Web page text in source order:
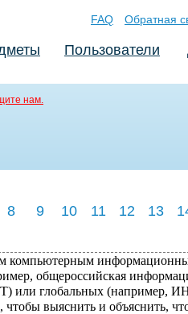
FAQ Обратная
Пользователи
нам.
8 9 10 11 12 13
компьютерным
общероссийская
или глобальных (например,
выяснить и объяснить,